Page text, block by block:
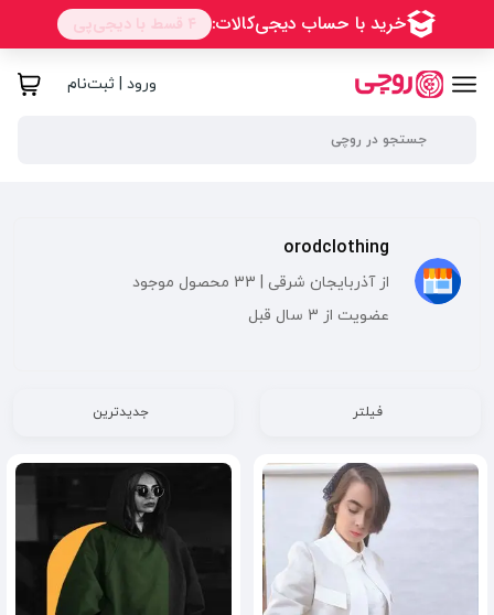
ورود | ثبت‌نام
orodclothing
از آذربایجان شرقی | 33 محصول موجود
عضویت از 3 سال قبل
فیلتر جدیدترین